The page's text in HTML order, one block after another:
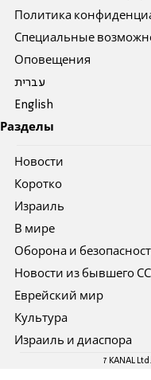
Политика
Специальные
Оповещения
עברית
English
Разделы
Новости
Коротко
Израиль
В мире
Оборона и
Новости из бывшего
Еврейский мир
Культура
Израиль и диаспора
7 KANAL